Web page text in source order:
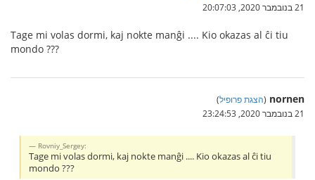
21 בנובמבר 2020, 20:07:03
Tage mi volas dormi, kaj nokte manĝi .... Kio okazas al ĉi tiu
mondo ???
nornen
(הצגת פרופיל)
21 בנובמבר 2020, 23:24:53
Rovniy_Sergey:
Tage mi volas dormi, kaj nokte manĝi .... Kio okazas al ĉi tiu
mondo ???